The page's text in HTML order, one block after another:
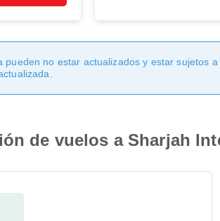
no estar actualizados y estar sujetos
de vuelos a Sharjah